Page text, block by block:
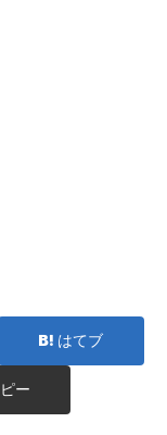
はてブ
ー